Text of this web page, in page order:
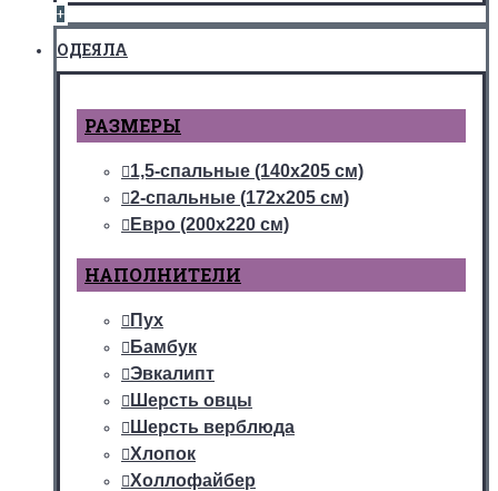
+
ОДЕЯЛА
РАЗМЕРЫ
1,5-спальные (140х205 см)
2-спальные (172х205 см)
Евро (200х220 см)
НАПОЛНИТЕЛИ
Пух
Бамбук
Эвкалипт
Шерсть овцы
Шерсть верблюда
Хлопок
Холлофайбер